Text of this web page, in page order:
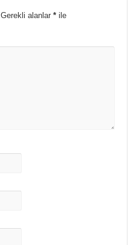
Gerekli alanlar* ile